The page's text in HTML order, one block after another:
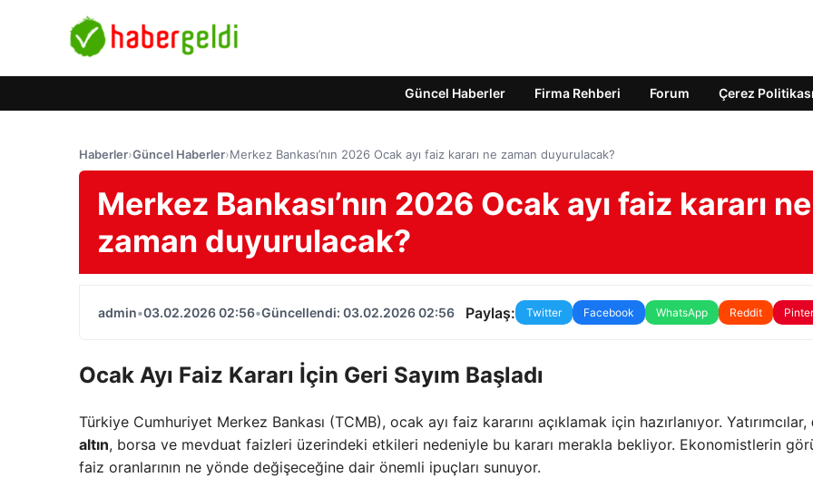
Güncel Haberler Firma Rehberi Forum Çerez Politikası
Haberler›Güncel Haberler›Merkez Bankası’nın 2026 Ocak ayı faiz kararı ne zaman duyurulacak?
Merkez Bankası’nın 2026 Ocak ayı faiz kararı ne
zaman duyurulacak?
admin•03.02.2026 02:56•Güncellendi: 03.02.2026 02:56 Paylaş: Twitter Facebook WhatsApp Reddit
Ocak Ayı Faiz Kararı İçin Geri Sayım Başladı
Türkiye Cumhuriyet Merkez Bankası (TCMB), ocak ayı faiz kararını açıklamak için hazırlanıyor. Yatırımcılar,
altın, borsa ve mevduat faizleri üzerindeki etkileri nedeniyle bu kararı merakla bekliyor. Ekonomistlerin
faiz oranlarının ne yönde değişeceğine dair önemli ipuçları sunuyor.